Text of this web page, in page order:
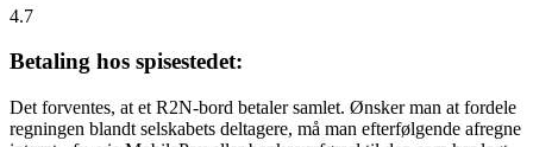
4.7
Betaling hos spisestedet:
Det forventes, at et R2N-bord betaler samlet. Ønsker man at fordele
regningen blandt selskabets deltagere, må man efterfølgende afregne